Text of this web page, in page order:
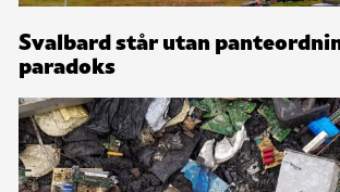
Svalbard står utan
paradoks